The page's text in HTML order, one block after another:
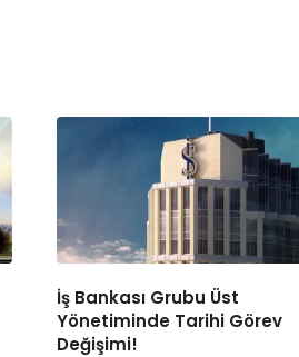
İş Bankası Grubu Üst
Yönetiminde Tarihi Görev
Değişimi!